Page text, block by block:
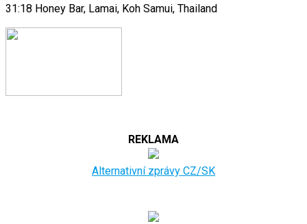
31:18 Honey Bar, Lamai, Koh Samui, Thailand
REKLAMA
Alternativní zprávy CZ/SK